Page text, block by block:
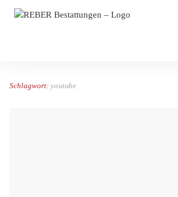
REBER Bestattungen
Schlagwort: youtube